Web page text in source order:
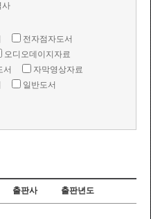
사
전자점자도서
오디오데이지자료
서
자막영상자료
일반도서
출판사 출판년도